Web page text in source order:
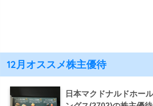
12月オススメ株主優待
日本マクドナルドホー